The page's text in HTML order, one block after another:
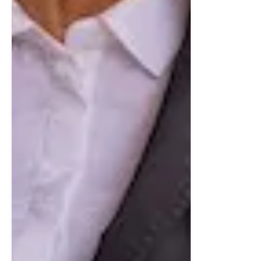
vardagsrummet nås även den generösa balkongen i
thermowood med svart smide – en plats att njuta av
solen och fjällen året om.
Master bedroom (övre plan)
Den privata masteravdelningen är ett riktigt retreat –
ett stort sovrum med plats för dubbelsäng,
nattduksbord och lugn. Intill ligger en walk-in closet
Det egna badrummet är elegant och genomtänkt med
duschhörna i glas, kommod, wc och ett enhetligt
formspråk – allt som behövs för att skapa en egen
Utvändigt erbjuds en grusad uppfart med plats för två